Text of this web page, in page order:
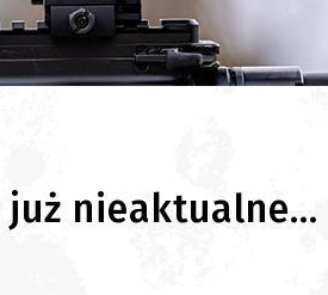
już nieaktualne...